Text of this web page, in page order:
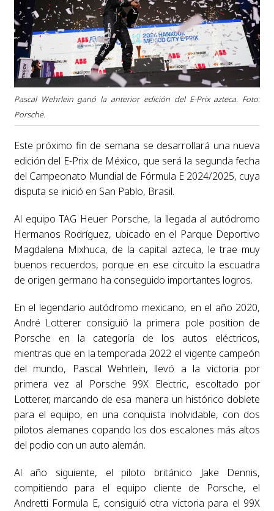
Pascal Wehrlein ganó la anterior edición del E-Prix azteca. Foto:
Porsche.
Este próximo fin de semana se desarrollará una nueva
edición del E-Prix de México, que será la segunda fecha
del Campeonato Mundial de Fórmula E 2024/2025, cuya
disputa se inició en San Pablo, Brasil.
Al equipo TAG Heuer Porsche, la llegada al autódromo
Hermanos Rodríguez, ubicado en el Parque Deportivo
Magdalena Mixhuca, de la capital azteca, le trae muy
buenos recuerdos, porque en ese circuito la escuadra
de origen germano ha conseguido importantes logros.
En el legendario autódromo mexicano, en el año 2020,
André Lotterer consiguió la primera pole position de
Porsche en la categoría de los autos eléctricos,
mientras que en la temporada 2022 el vigente campeón
del mundo, Pascal Wehrlein, llevó a la victoria por
primera vez al Porsche 99X Electric, escoltado por
Lotterer, marcando de esa manera un histórico doblete
para el equipo, en una conquista inolvidable, con dos
pilotos alemanes copando los dos escalones más altos
del podio con un auto alemán.
Al año siguiente, el piloto británico Jake Dennis,
compitiendo para el equipo cliente de Porsche, el
Andretti Formula E, consiguió otra victoria para el 99X